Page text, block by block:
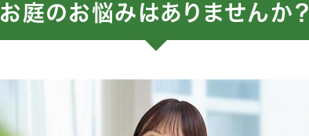
お庭のお悩みはありませんか？